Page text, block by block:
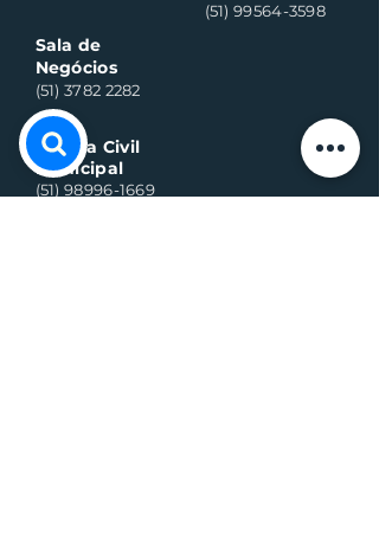
Sala de
Negócios
(51) 3782 2282
Defesa Civil
Municipal
(51) 98996-1669
(51) 99564-3598